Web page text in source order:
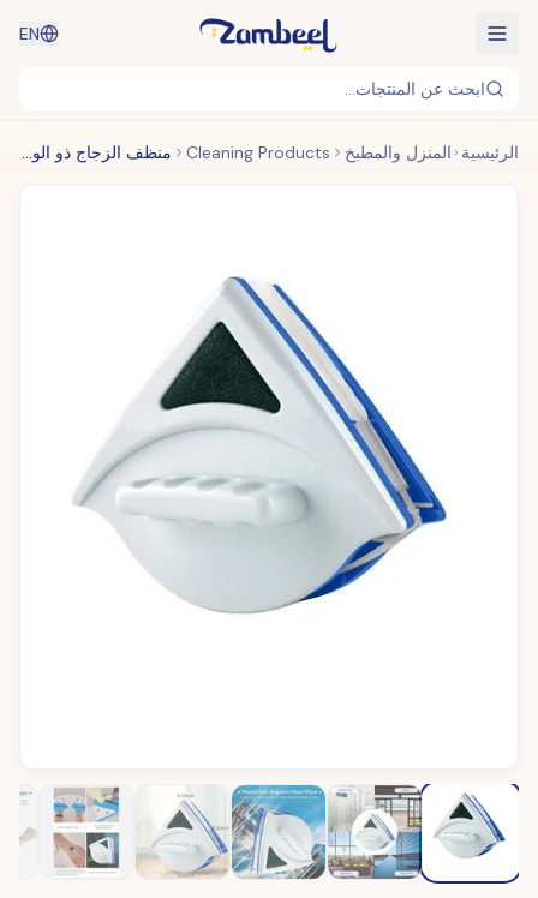
EN
ابحث عن المنتجات...
الرئيسية المنزل والمطبخ Cleaning Products منظف ​​الزجاج ذو الوجهين المغناطيسي